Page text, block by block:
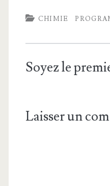
CHIMIE
Soyez le
Laisser un